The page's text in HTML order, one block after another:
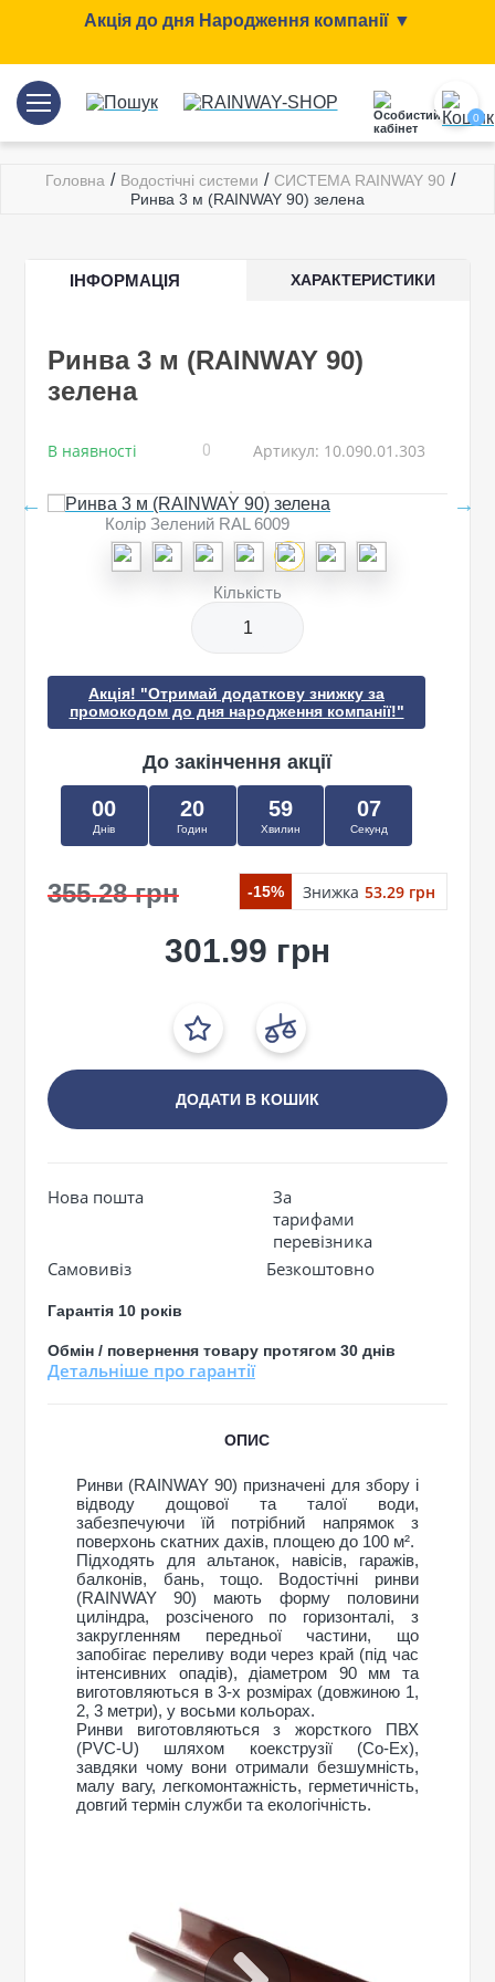
Акція до дня Народження компанії ▼
0
Головна / Водостічні системи / СИСТЕМА RAINWAY 90 /
Ринва 3 м (RAINWAY 90) зелена
ІНФОРМАЦІЯ ХАРАКТЕРИСТИКИ
Ринва 3 м (RAINWAY 90)
зелена
В наявності 0 Артикул: 10.090.01.303
Колір Зелений RAL 6009
Кількість
Акція! "Отримай додаткову знижку за
промокодом до дня народження компанії!"
До закінчення акції
00
Днів
20
Годин
59
Хвилин
07
Секунд
355.28 грн -15% Знижка 53.29 грн
301.99 грн
ДОДАТИ В КОШИК
Нова пошта
За
тарифами
перевізника
Самовивіз
Безкоштовно
Гарантія 10 років
Обмін / повернення товару протягом 30 днів
Детальніше про гарантії
ОПИС
Ринви (RAINWAY 90) призначені для збору і
відводу дощової та талої води,
забезпечуючи їй потрібний напрямок з
поверхонь скатних дахів, площею до 100 м².
Підходять для альтанок, навісів, гаражів,
балконів, бань, тощо. Водостічні ринви
(RAINWAY 90) мають форму половини
циліндра, розсіченого по горизонталі, з
закругленням передньої частини, що
запобігає переливу води через край (під час
інтенсивних опадів), діаметром 90 мм та
виготовляються в 3-х розмірах (довжиною 1,
2, 3 метри), у восьми кольорах.
Ринви виготовляються з жорсткого ПВХ
(PVC-U) шляхом коекструзії (Co-Ex),
завдяки чому вони отримали безшумність,
малу вагу, легкомонтажність, герметичність,
довгий термін служби та екологічність.